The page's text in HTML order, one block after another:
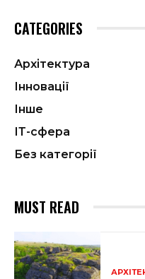
CATEGORIES
Архітектура
Інновації
Інше
ІТ-сфера
Без категорії
MUST READ